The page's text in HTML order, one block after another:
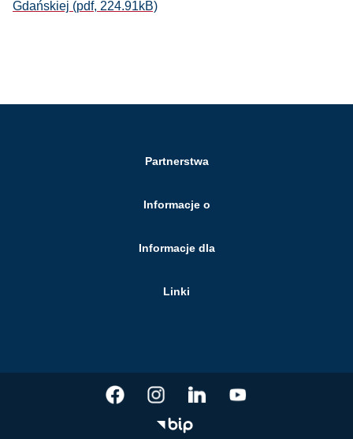
Gdańskiej (pdf, 224.91kB)
Partnerstwa
Informacje o
Informacje dla
Linki